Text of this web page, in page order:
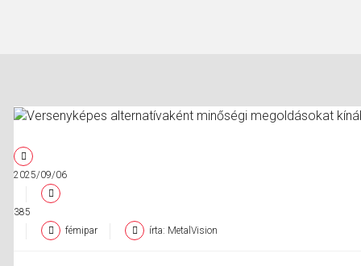
2025/09/06
385
fémipar
írta: MetalVision